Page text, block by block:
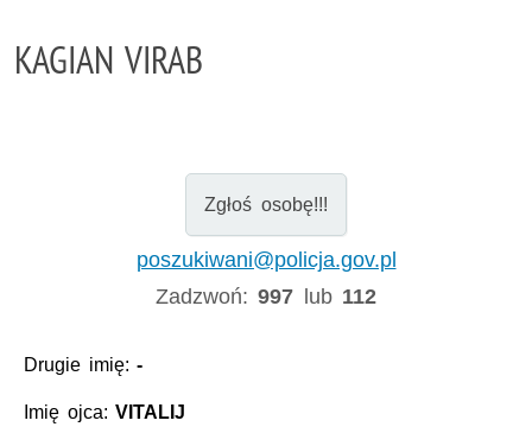
KAGIAN VIRAB
Zgłoś osobę!!!
poszukiwani@policja.gov.pl
Zadzwoń:997 lub 112
Drugie imię:-
Imię ojca:VITALIJ